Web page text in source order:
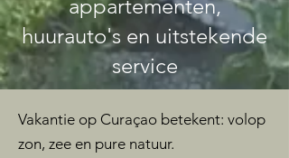
appartementen,
huurauto's en uitstekende
service
Vakantie op Curaçao betekent: volop
zon, zee en pure natuur.